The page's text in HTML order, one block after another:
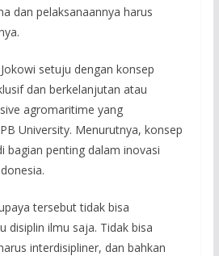
dan pelaksanaannya harus
setuju dengan konsep
dan berkelanjutan atau
agromaritime yang
University. Menurutnya, konsep
bagian penting dalam inovasi
tersebut tidak bisa
disiplin ilmu saja. Tidak bisa
interdisipliner, dan bahkan